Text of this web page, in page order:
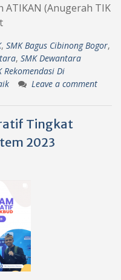
ATIKAN (Anugerah TIK
, SMK Bagus Cibinong Bogor,
, SMK Dewantara
Rekomendasi Di
Leave a comment
Tingkat
2023